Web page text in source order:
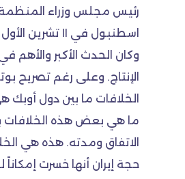
رئيس مجلس وزراء المنظمة
اسطنبول في ١١ تشرين الأول (أكتوبر)، على هامش مؤتمر الطاقة العالمي.
وكان الحدث الأكبر
الإنتاج. وعلى رغم تصريح
الخلافات ما بين دول أوبك
ما هي بعض هذه الخلافات
الاتفاق ومدته. هذه هي
حجة إيران أنها خسرت